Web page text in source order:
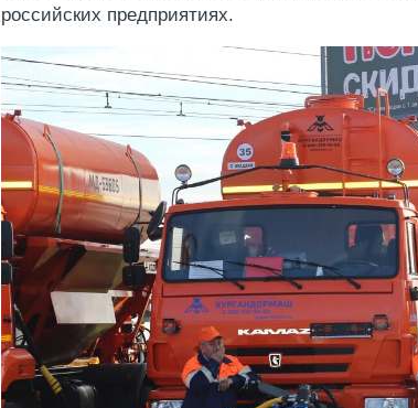
российских предприятиях.